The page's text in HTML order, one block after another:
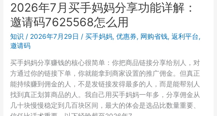
测
分
享
预
估
返
利
实
际
到
账
为
2026年7月买手妈妈分享功能详解：
邀请码7625568怎么用
知识 / 2026年7月29日 /买手妈妈,优惠券, 网购省钱,返利平台,
邀请码
买手妈妈分享赚钱的核心很简单：你把商品链接分享给别人，对
方通过你的链接下单，你就能拿到商家设置的推广佣金。但真正
能持续赚到佣金的人，不是发链接发得最多的人，而是能帮别人
找到真正划算商品的人。我自己用买手妈妈一年多，分享佣金从
几十块慢慢稳定到几百块区间，最大的体会是选品比数量重要、